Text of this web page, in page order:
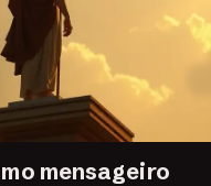
mensageiro